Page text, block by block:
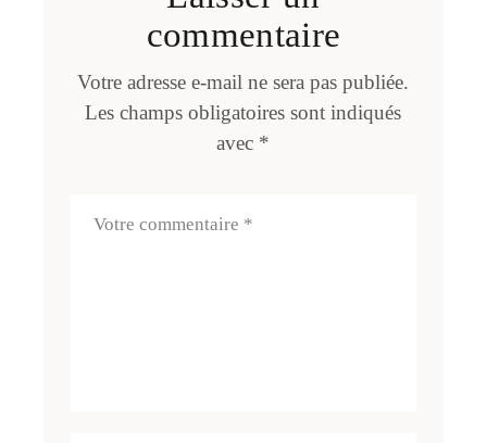
commentaire
Votre adresse e-mail ne sera pas publiée.
Les champs obligatoires sont indiqués
avec *